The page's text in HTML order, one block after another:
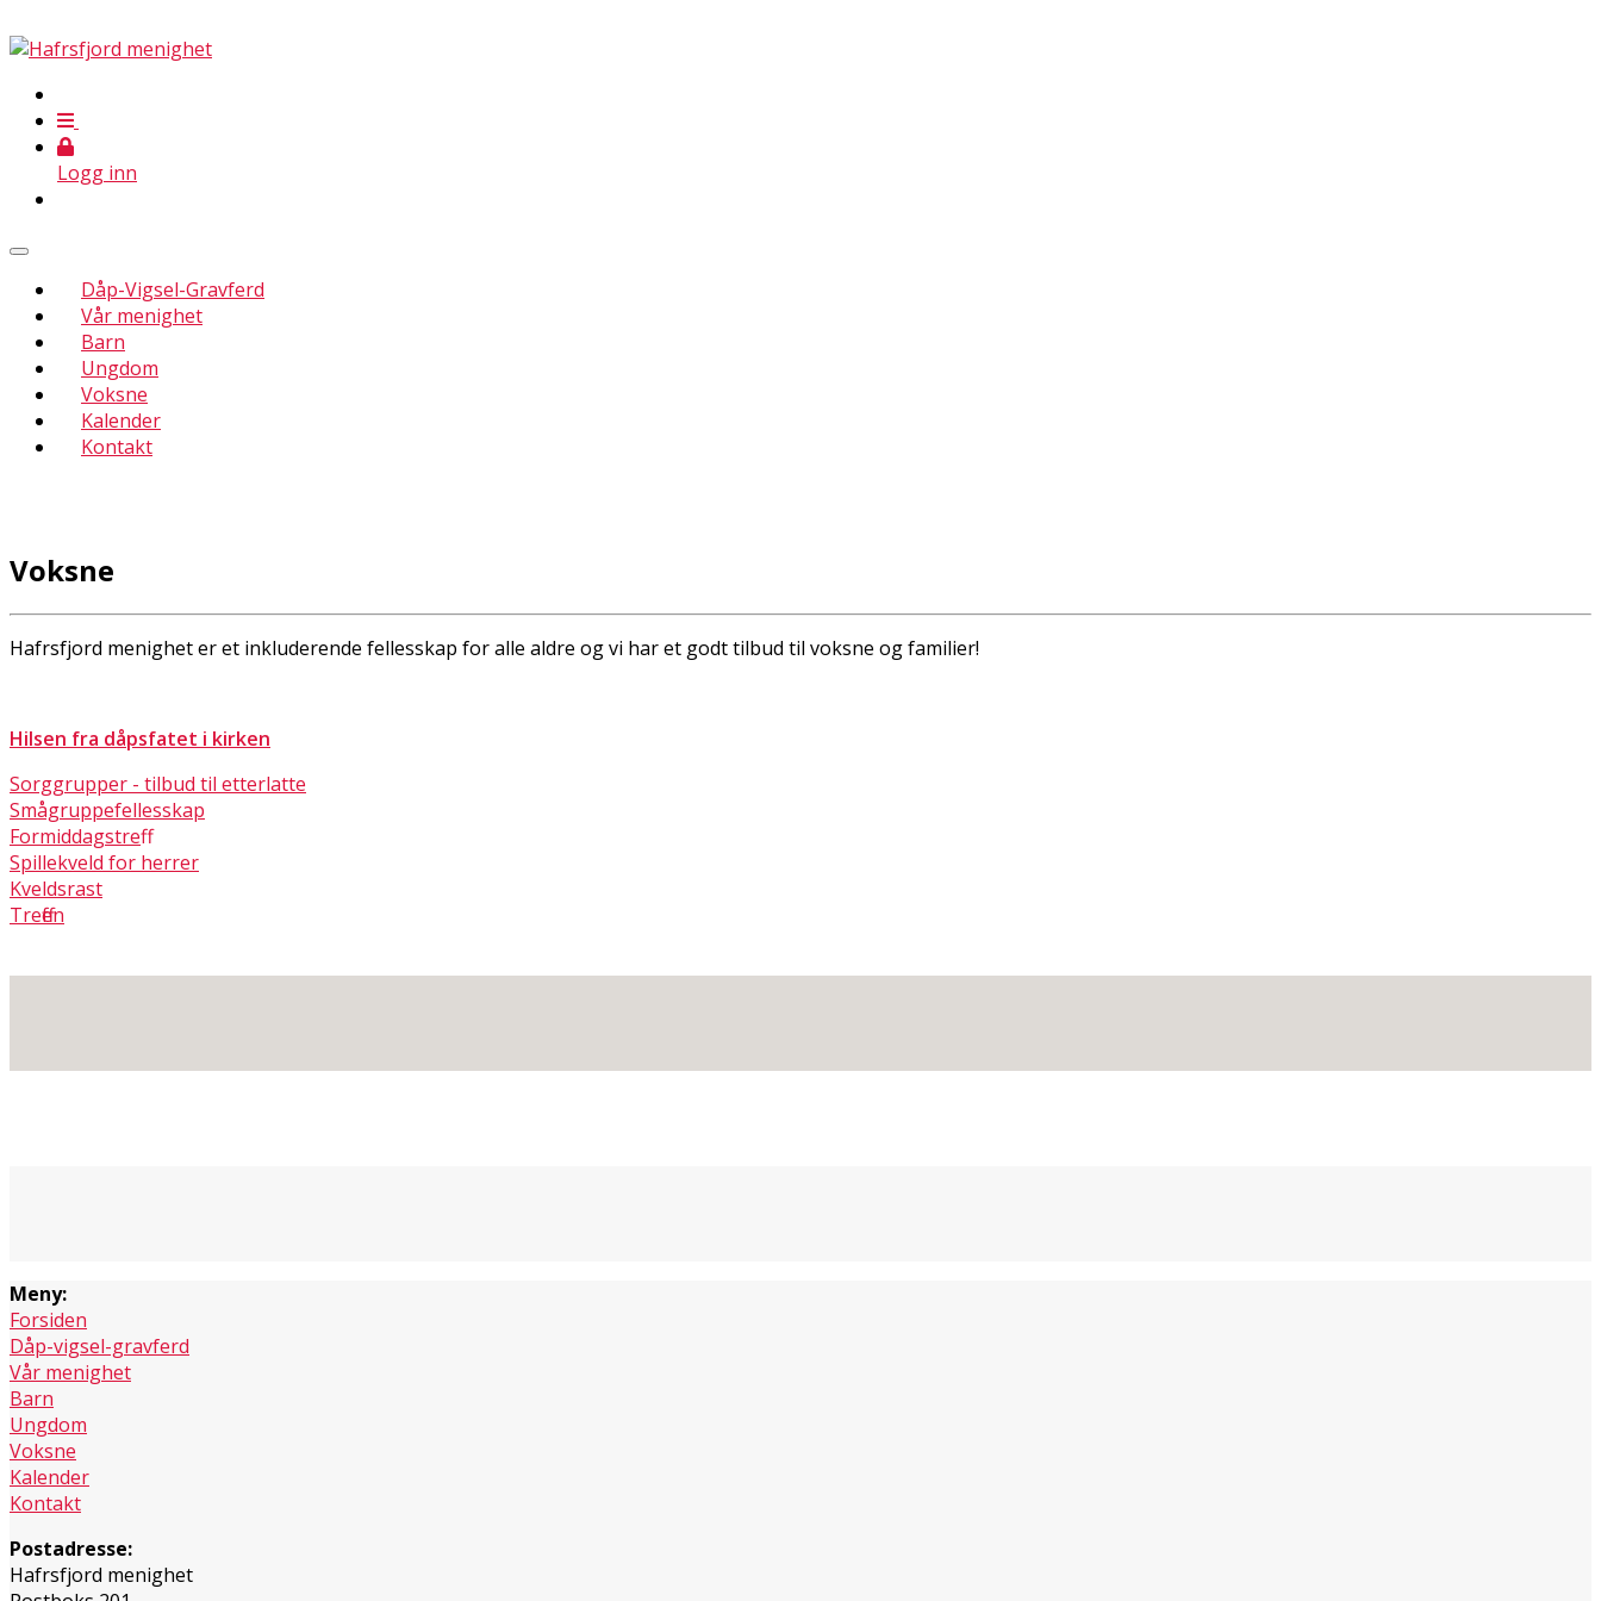
Logg inn
Dåp-Vigsel-Gravferd
Vår menighet
Barn
Ungdom
Voksne
Kalender
Kontakt
Voksne
Hafrsfjord menighet er et inkluderende fellesskap for alle aldre og vi har et godt tilbud til voksne og familier!
Hilsen fra dåpsfatet i kirken
Sorggrupper - tilbud til etterlatte
Smågruppefellesskap
Formiddagstreff
Spillekveld for herrer
Kveldsrast
Treffen
Meny:
Forsiden
Dåp-vigsel-gravferd
Vår menighet
Barn
Ungdom
Voksne
Kalender
Kontakt
Postadresse:
Hafrsfjord menighet